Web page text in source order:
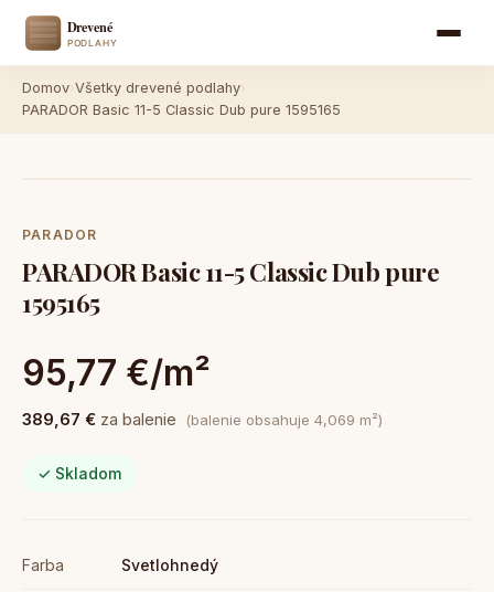
Domov Všetky drevené podlahy
PARADOR Basic 11-5 Classic Dub pure 1595165
PARADOR
PARADOR Basic 11-5 Classic Dub pure
1595165
95,77 €/m²
389,67 € za balenie (balenie obsahuje 4,069 m²)
✓ Skladom
Farba Svetlohnedý